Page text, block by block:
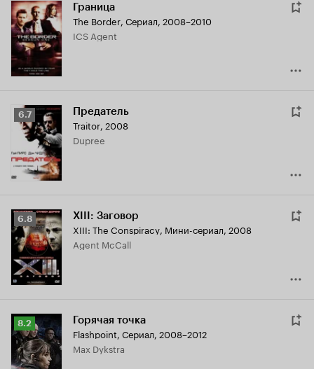
Граница
The Border, Сериал, 2008–2010
ICS Agent
Рейтинг
Кинопоиска
6.7
6.7 Предатель
Traitor, 2008
Dupree
Рейтинг
Кинопоиска
6.8
6.8 XIII: Заговор
XIII: The Conspiracy, Мини-сериал, 2008
Agent McCall
Рейтинг
Кинопоиска
8.2
8.2 Горячая точка
Flashpoint, Сериал, 2008–2012
Max Dykstra